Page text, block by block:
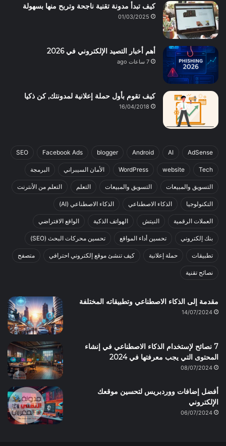
كيف تبدأ مدونة تقنية ناجحة وتربح منها بسهولة
01/03/2025
أهم أخبار التصيد الإلكتروني في 2026
7 ساعات ago
كيف تقوم بأول حملة إعلانية لمدونتك, كن ذكيا
16/04/2018
AdSense
AI
Android
blogger
Facebook Ads
SEO
Tech
website
WordPress الأمان السيبراني البرمجة
التسويق والمبيعات التسويق والمبيعات التعلم التعلم من الأنترنت
التكنولوجيا الذكاء الاصطناعي الذكاء الاصطناعي (AI)
العملات الرقمية النيتش الهواتف الذكية الواقع الافتراضي
بنك إلكتروني تحسين أداء المواقع تحسين محركات البحث (SEO)
تطبيقات حملة إعلانية كيف تنشئ موقع إلكتروني احترافي متصفح
نصائح تقنية
مقدمة إلى الذكاء الاصطناعي وتطبيقاته المختلفة
14/07/2024
7 نصائح لإستخدام الذكاء الاصطناعي في إنشاء
المحتوى التي يجب معرفتها في 2024
08/07/2024
أفضل إضافات ووردبريس لتحسين موقعك
الإلكتروني
06/07/2024